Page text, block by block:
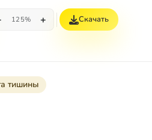
125% + Скачать
тишины